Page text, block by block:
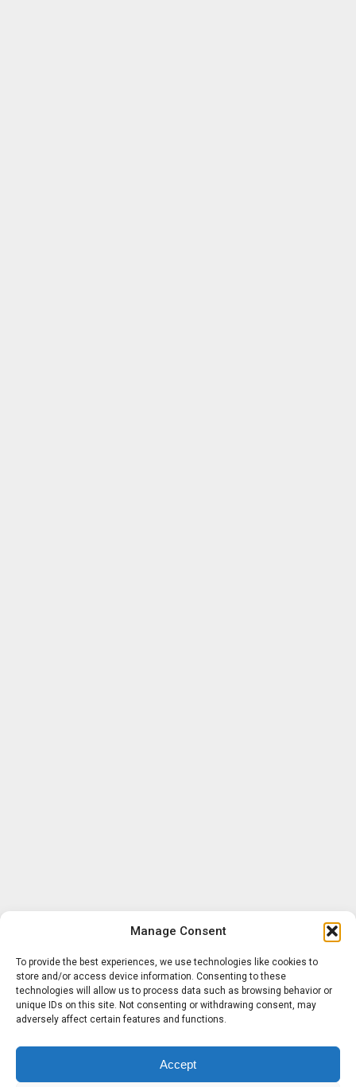
Manage Consent
To provide the best experiences, we use technologies like cookies to
store and/or access device information. Consenting to these
technologies will allow us to process data such as browsing behavior or
unique IDs on this site. Not consenting or withdrawing consent, may
adversely affect certain features and functions.
Accept